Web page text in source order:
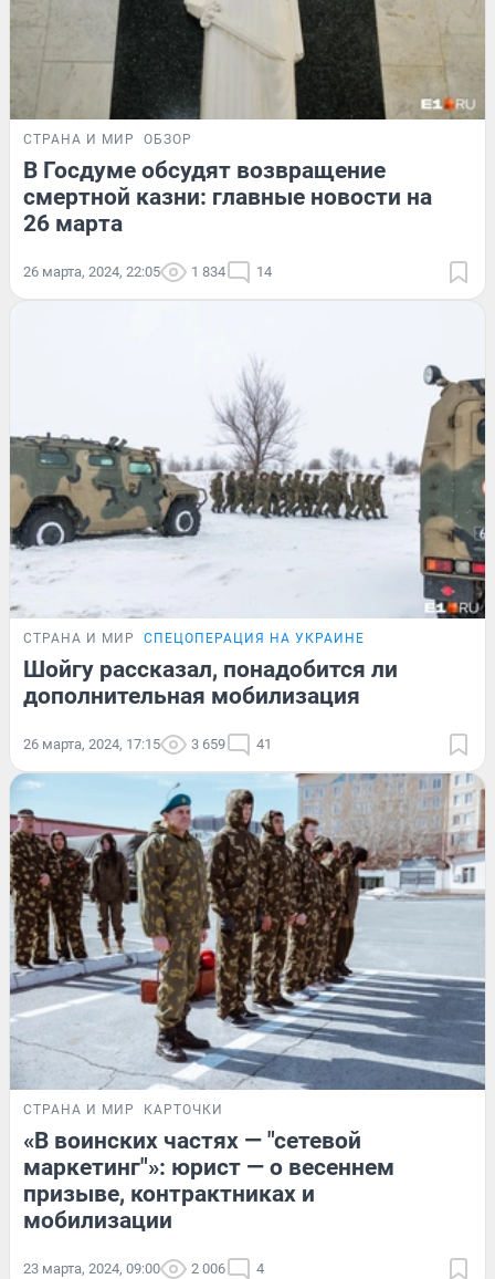
СТРАНА И МИР ОБЗОР
В Госдуме обсудят возвращение
смертной казни: главные новости на
26 марта
26 марта, 2024, 22:05 1 834 14
СТРАНА И МИР СПЕЦОПЕРАЦИЯ НА УКРАИНЕ
Шойгу рассказал, понадобится ли
дополнительная мобилизация
26 марта, 2024, 17:15 3 659 41
СТРАНА И МИР КАРТОЧКИ
«В воинских частях — "сетевой
маркетинг"»: юрист — о весеннем
призыве, контрактниках и
мобилизации
23 марта, 2024, 09:00 2 006 4